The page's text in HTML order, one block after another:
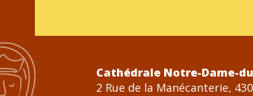
Cathédrale Notre-Dame-
2 Rue de la Manécanterie,